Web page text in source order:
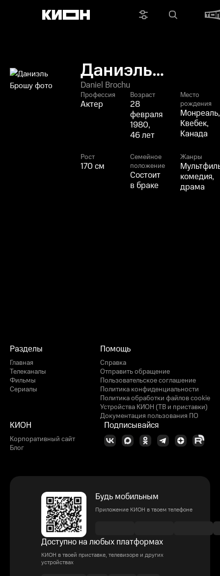
Даниэль
Брошу
Daniel Brochu
Профессия
Актер
Возраст
28
февраля
1980,
46 лет
Место
рождения
Монреаль,
Квебек,
Канада
Рост
170 см
Семейное
положение
Состоит
в браке
Жанры
комедия,
драма
Разделы
Главная
Телеканалы
Фильмы
Сериалы
Помощь
Справка
Отправить обращение
Пользовательское соглашение
Политика конфиденциальности
Политика обработки файлов cookie
Устройства КИОН (ТВ и приставки)
Документация пользования ПО
КИОН
Корпоративный сайт
Блог
Подписывайся
Будь мобильным
Приложение КИОН в твоем телефоне
Доступно на любых платформах
КИОН в твоей приставке, телевизоре и других
устройствах